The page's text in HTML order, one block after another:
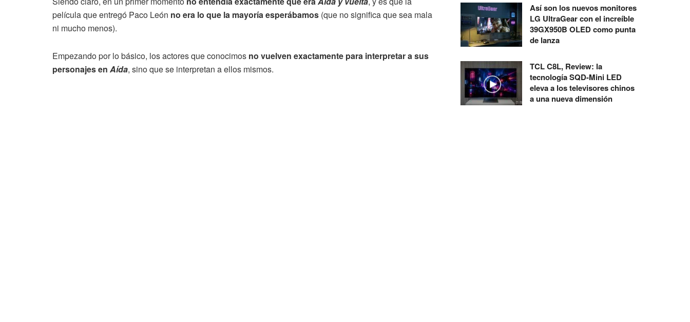
película que entregó Paco León no era lo que la mayoría esperábamos (que no significa que sea mala
ni mucho menos).
Empezando por lo básico, los actores que conocimos no vuelven exactamente para interpretar a sus
personajes en Aída, sino que se interpretan a ellos mismos.
Así son los nuevos monitores
LG UltraGear con el increíble
39GX950B OLED como punta
de lanza
TCL C8L, Review: la
tecnología SQD-Mini LED
eleva a los televisores chinos
a una nueva dimensión